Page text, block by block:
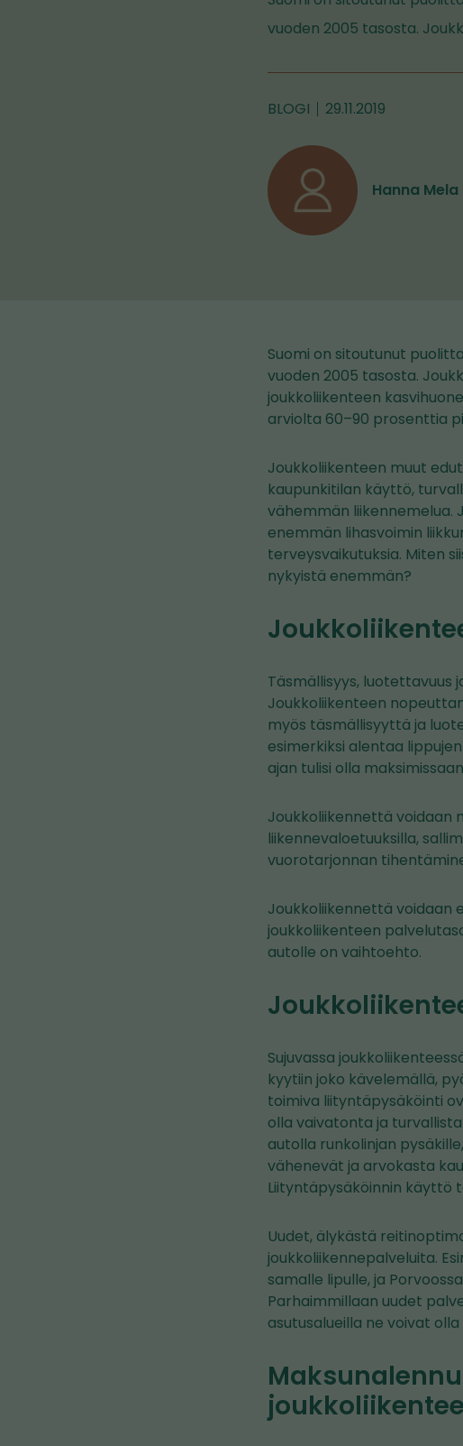
vuoden 2005 tasosta.
BLOGI 29.11.2019
Hanna Mela
Suomi on sitoutunut
vuoden 2005 tasosta.
joukkoliikenteen
arviolta 60–90 prosenttia
Joukkoliikenteen muut
kaupunkitilan käyttö,
vähemmän liikennemelua.
enemmän lihasvoimin
terveysvaikutuksia. Miten
nykyistä enemmän?
Täsmällisyys, luotettavuus
Joukkoliikenteen
myös täsmällisyyttä ja
esimerkiksi alentaa
ajan tulisi olla
Joukkoliikennettä voidaan
liikennevaloetuuksilla,
vuorotarjonnan
Joukkoliikennettä voidaan
joukkoliikenteen
autolle on vaihtoehto.
Sujuvassa
kyytiin joko kävelemällä,
toimiva liityntäpysäköinti
olla vaivatonta ja
autolla runkolinjan
vähenevät ja arvokasta
Liityntäpysäköinnin käyttö
Uudet, älykästä
joukkoliikennepalveluita.
samalle lipulle, ja
Parhaimmillaan uudet
asutusalueilla ne voivat